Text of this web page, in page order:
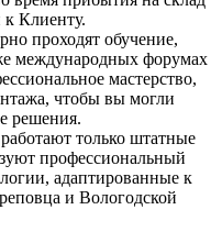
Клиенту.
проходят обучение,
международных форумах
мастерство,
чтобы вы могли
решения.
только штатные
профессиональный
адаптированные к
и Вологодской